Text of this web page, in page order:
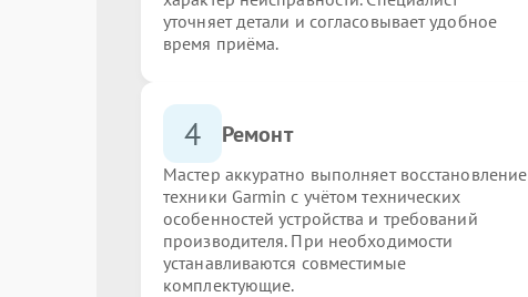
уточняет детали и согласовывает удобное
время приёма.
4 Ремонт
Мастер аккуратно выполняет восстановление
техники Garmin с учётом технических
особенностей устройства и требований
производителя. При необходимости
устанавливаются совместимые
комплектующие.